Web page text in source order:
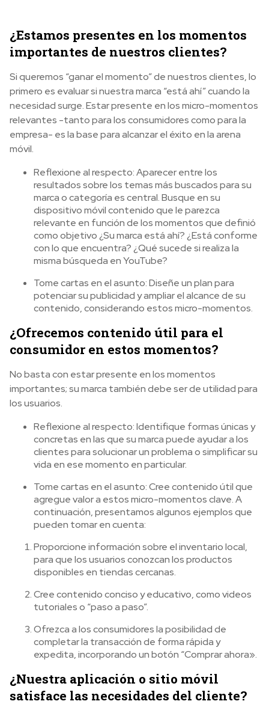
¿Estamos presentes en los momentos
importantes de nuestros clientes?
Si queremos “ganar el momento” de nuestros clientes, lo
primero es evaluar si nuestra marca “está ahí” cuando la
necesidad surge. Estar presente en los micro-momentos
relevantes -tanto para los consumidores como para la
empresa- es la base para alcanzar el éxito en la arena
móvil.
Reflexione al respecto: Aparecer entre los
resultados sobre los temas más buscados para su
marca o categoría es central. Busque en su
dispositivo móvil contenido que le parezca
relevante en función de los momentos que definió
como objetivo ¿Su marca está ahí? ¿Está conforme
con lo que encuentra? ¿Qué sucede si realiza la
misma búsqueda en YouTube?
Tome cartas en el asunto: Diseñe un plan para
potenciar su publicidad y ampliar el alcance de su
contenido, considerando estos micro-momentos.
¿Ofrecemos contenido útil para el
consumidor en estos momentos?
No basta con estar presente en los momentos
importantes; su marca también debe ser de utilidad para
los usuarios.
Reflexione al respecto: Identifique formas únicas y
concretas en las que su marca puede ayudar a los
clientes para solucionar un problema o simplificar su
vida en ese momento en particular.
Tome cartas en el asunto: Cree contenido útil que
agregue valor a estos micro-momentos clave. A
continuación, presentamos algunos ejemplos que
pueden tomar en cuenta:
Proporcione información sobre el inventario local,
para que los usuarios conozcan los productos
disponibles en tiendas cercanas.
Cree contenido conciso y educativo, como videos
tutoriales o “paso a paso”.
Ofrezca a los consumidores la posibilidad de
completar la transacción de forma rápida y
expedita, incorporando un botón “Comprar ahora».
¿Nuestra aplicación o sitio móvil
satisface las necesidades del cliente?